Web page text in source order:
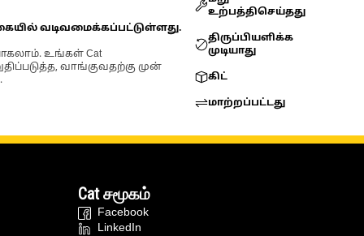
வடிவமைக்கப்பட்டுள்ளது.
உங்கள் Cat
வாங்குவதற்கு முன்
உற்பத்திசெய்தது
திருப்பியளிக்க
முடியாது
கிட்
மாற்றப்பட்டது
Cat சமூகம்
Facebook
LinkedIn